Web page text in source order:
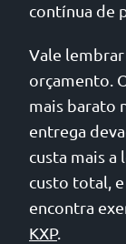
contínua de
Vale
orçamento.
mais barato
entrega
custa mais a
custo total,
encontra
KXP.